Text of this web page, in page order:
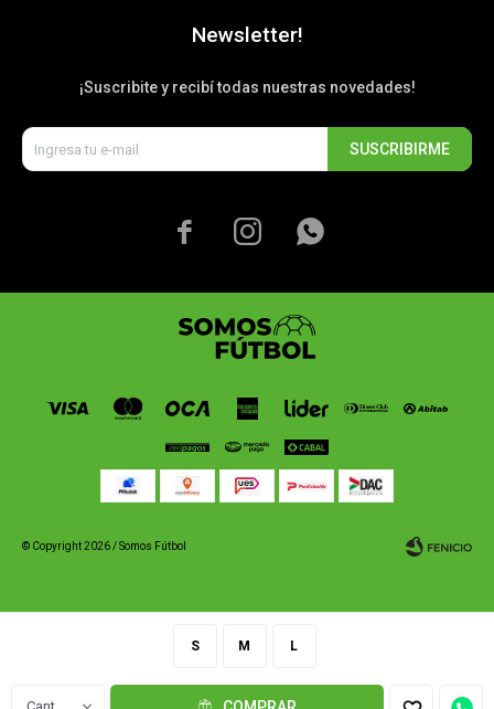
S M L
Newsletter!
¡Suscribite y recibí todas nuestras novedades!
SUSCRIBIRME
  
© Copyright 2026 / Somos Fútbol